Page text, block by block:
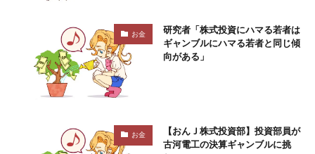
お金
研究者「株式投資にハマる若者は
ギャンブルにハマる若者と同じ傾
向がある」
お金
【おんＪ株式投資部】投資部員が
古河電工の決算ギャンブルに挑